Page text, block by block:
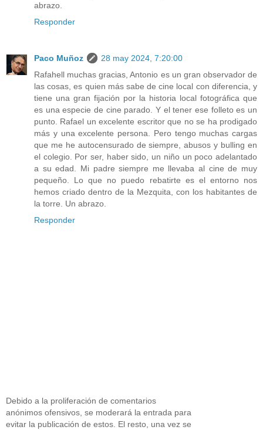
abrazo.
Responder
Paco Muñoz
28 may 2024, 7:20:00
Rafahell muchas gracias, Antonio es un gran observador de
las cosas, es quien más sabe de cine local con diferencia, y
tiene una gran fijación por la historia local fotográfica que
es una especie de cine parado. Y el tener ese folleto es un
punto. Rafael un excelente escritor que no se ha prodigado
más y una excelente persona. Pero tengo muchas cargas
que me he autocensurado de siempre, abusos y bulling en
el colegio. Por ser, haber sido, un niño un poco adelantado
a su edad. Mi padre siempre me llevaba al cine de muy
pequeño. Lo que no puedo rebatirte es el entorno nos
hemos criado dentro de la Mezquita, con los habitantes de
la torre. Un abrazo.
Responder
Debido a la proliferación de comentarios
anónimos ofensivos, se moderará la entrada para
evitar la publicación de estos. El resto, una vez se